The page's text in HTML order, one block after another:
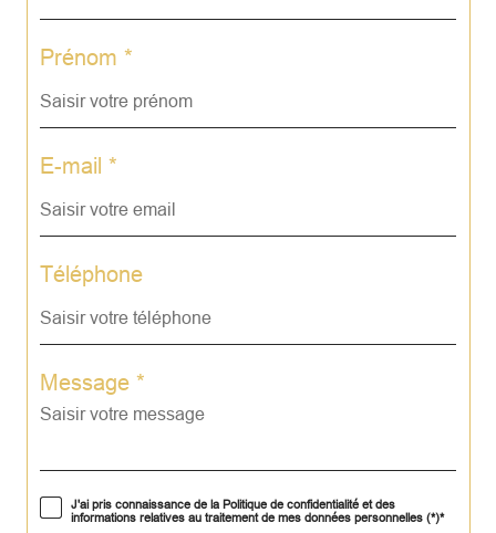
Prénom *
E-mail *
Téléphone
Message *
J'ai pris connaissance de la Politique de confidentialité et des
informations relatives au traitement de mes données personnelles (*)*